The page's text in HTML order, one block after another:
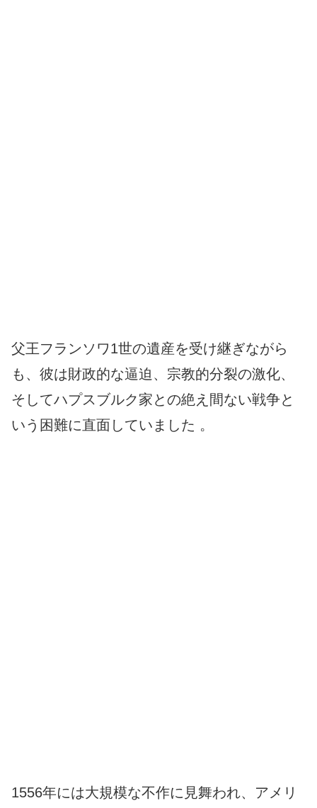
父王フランソワ1世の遺産を受け継ぎながら
も、彼は財政的な逼迫、宗教的分裂の激化、
そしてハプスブルク家との絶え間ない戦争と
いう困難に直面していました 。
1556年には大規模な不作に見舞われ、アメリ